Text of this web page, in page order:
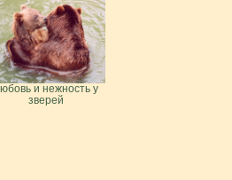
и нежность у
зверей